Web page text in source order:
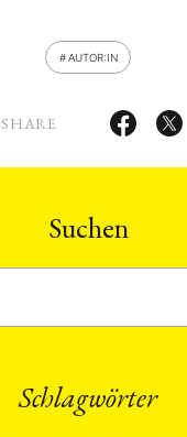
AUTOR:IN
SHARE
Suchen
Schlagwörter